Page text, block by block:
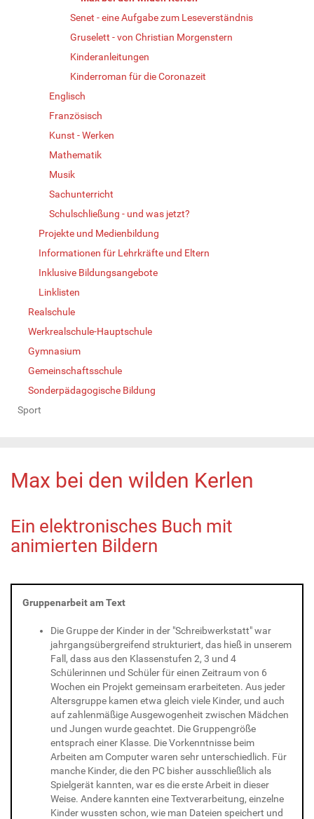
Senet - eine Aufgabe zum Leseverständnis
Gruselett - von Christian Morgenstern
Kinderanleitungen
Kinderroman für die Coronazeit
Englisch
Französisch
Kunst - Werken
Mathematik
Musik
Sachunterricht
Schulschließung - und was jetzt?
Projekte und Medienbildung
Informationen für Lehrkräfte und Eltern
Inklusive Bildungsangebote
Linklisten
Realschule
Werkrealschule-Hauptschule
Gymnasium
Gemeinschaftsschule
Sonderpädagogische Bildung
Sport
Max bei den wilden Kerlen
Ein elektronisches Buch mit
animierten Bildern
Gruppenarbeit am Text
Die Gruppe der Kinder in der "Schreibwerkstatt" war
jahrgangsübergreifend strukturiert, das hieß in unserem
Fall, dass aus den Klassenstufen 2, 3 und 4
Schülerinnen und Schüler für einen Zeitraum von 6
Wochen ein Projekt gemeinsam erarbeiteten. Aus jeder
Altersgruppe kamen etwa gleich viele Kinder, und auch
auf zahlenmäßige Ausgewogenheit zwischen Mädchen
und Jungen wurde geachtet. Die Gruppengröße
entsprach einer Klasse. Die Vorkenntnisse beim
Arbeiten am Computer waren sehr unterschiedlich. Für
manche Kinder, die den PC bisher ausschließlich als
Spielgerät kannten, war es die erste Arbeit in dieser
Weise. Andere kannten eine Textverarbeitung, einzelne
Kinder wussten schon, wie man Dateien speichert und